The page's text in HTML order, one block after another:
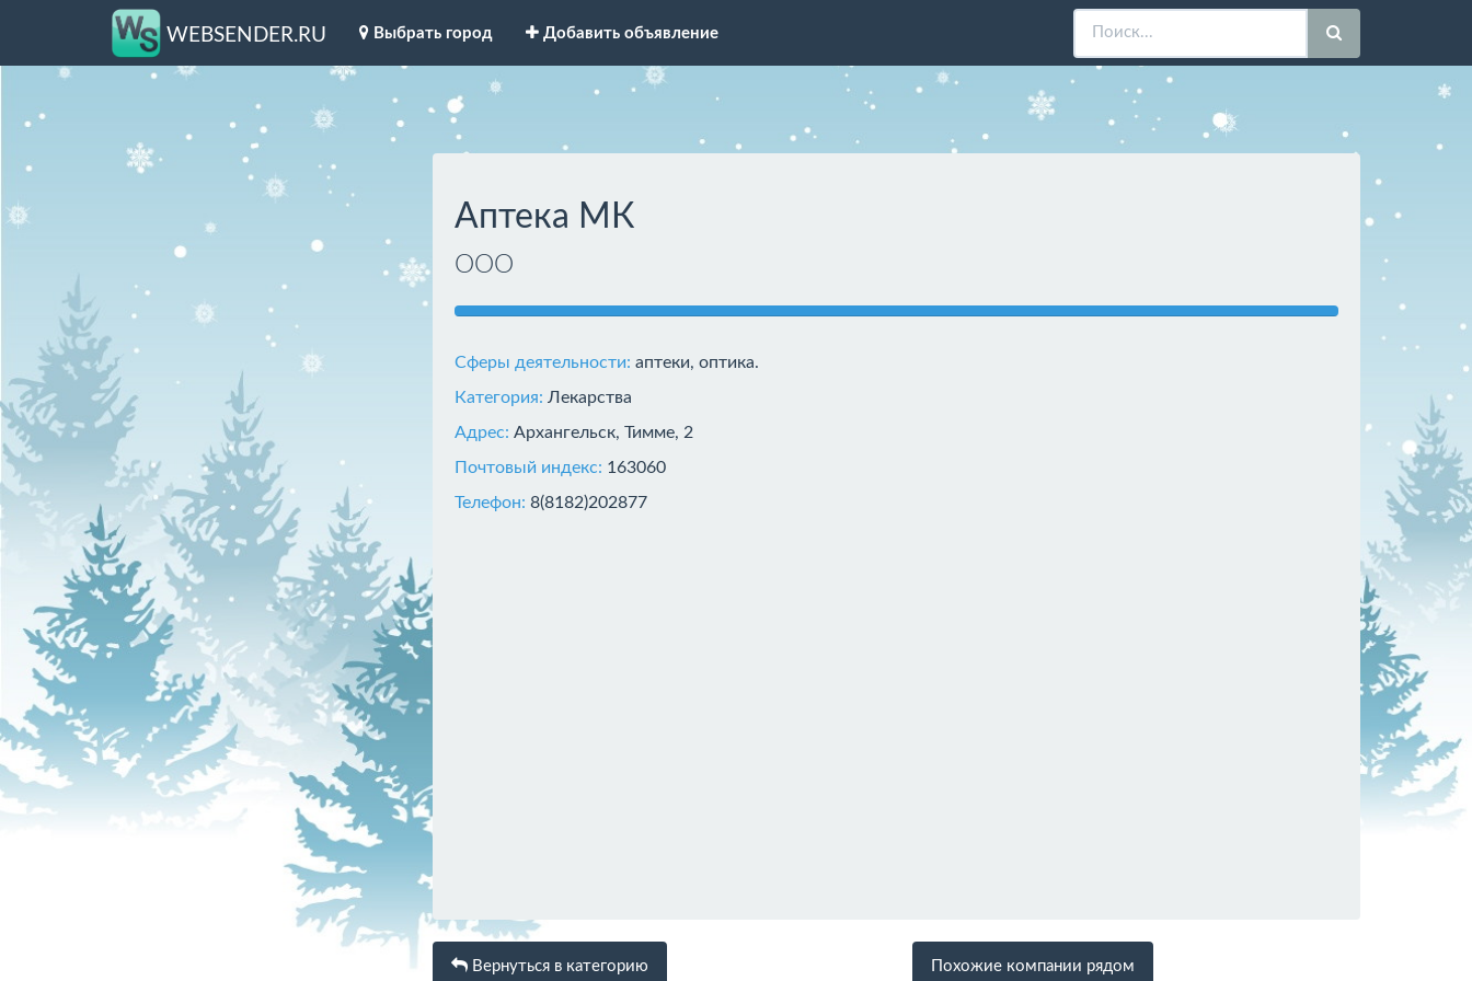
WEBSENDER.RU Выбрать город Добавить объявление
Аптека МК
ООО
Сферы деятельности: аптеки, оптика.
Категория: Лекарства
Адрес: Архангельск, Тимме, 2
Почтовый индекс: 163060
Телефон: 8(8182)202877
Вернуться в категорию Похожие компании рядом